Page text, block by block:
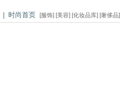
| 时尚首页 [服饰] [美容] [化妆品库] [奢侈品